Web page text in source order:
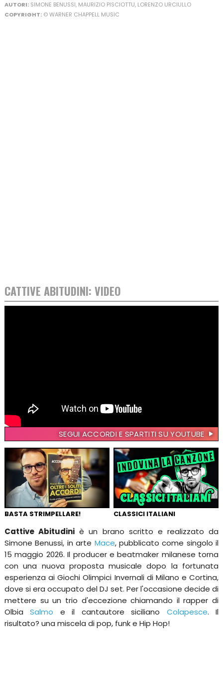
AUTORI:SIMONE BENUSSI, MAURIZIO PISCIOTTU, LORENZO URCIULLO
COPYRIGHT:© WARNER CHAPPELL MUSIC
CATTIVE ABITUDINI: VIDEO
SEGUI ACCORDI E SPARTITI SU YOUTUBE
BASTA STRIMPELLARE! CLASSICI ITALIANI
Cattive Abitudini è un brano scritto e realizzato da
Simone Benussi, in arte Mace, pubblicato come singolo il
15 maggio 2026. Il producer e beatmaker milanese torna
con una nuova proposta musicale dopo la fortunata
esperienza ai Giochi Olimpici Invernali di Milano e Cortina,
dove si era occupato del DJ set. Per l'occasione decide di
mettere su un trio d'eccezione chiamando il rapper di
OlbiaSalmo e il cantautore siciliano Colapesce. Il
risultato? una miscela di pop, funk e Hip Hop!